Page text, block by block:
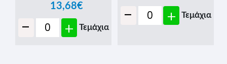
13,68€
- + Τεμάχια - + Τεμάχια